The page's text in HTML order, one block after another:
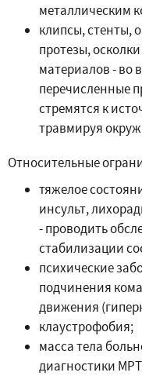
металлическим
клипсы, стенты,
протезы,
материалов - во
перечисленные
стремятся к
травмируя
Относительные
тяжелое
инсульт,
- проводить
стабилизации
психические
подчинения
движения
клаустрофобия;
масса тела
диагностики